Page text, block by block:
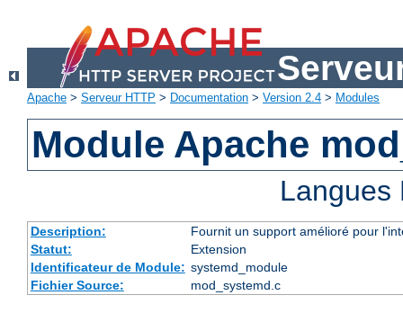
Apache > Serveur HTTP > Documentation > Version 2.4 > Modules
Module Apache
Description:
Fournit un support amélioré pour
Statut:
Extension
Identificateur de Module: systemd_module
Fichier Source:
mod_systemd.c